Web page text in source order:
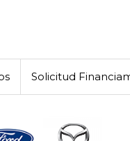
Solicitud